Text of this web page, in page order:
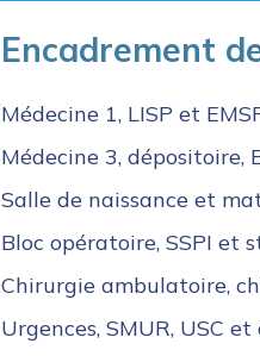
Encadrement
Médecine 1, LISP et
Médecine 3, dépositoire,
Salle de naissance et
Bloc opératoire, SSPI et
Chirurgie ambulatoire,
Urgences, SMUR, USC